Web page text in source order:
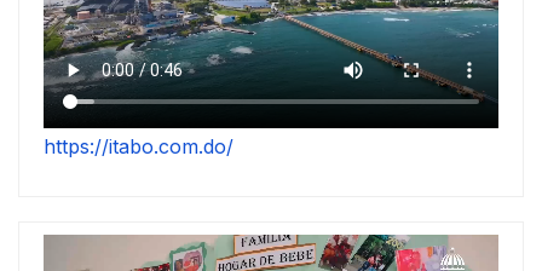
https://itabo.com.do/